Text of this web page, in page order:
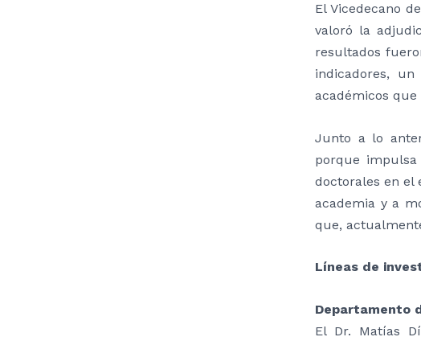
El Vicedecano
valoró la
resultados
indicadores,
académicos que
Junto a lo
porque
doctorales en el
academia y a
que,
Líneas de
Departamento
El Dr. Matías